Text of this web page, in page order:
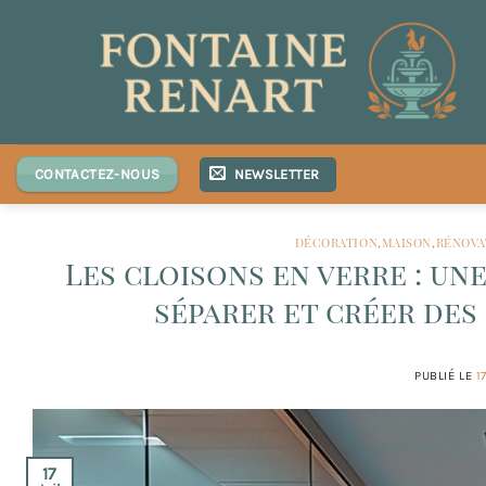
CONTACTEZ-NOUS NEWSLETTER
DÉCORATION,MAISON,
Les cloisons en verre :
séparer et créer
PUBLIÉ LE
17